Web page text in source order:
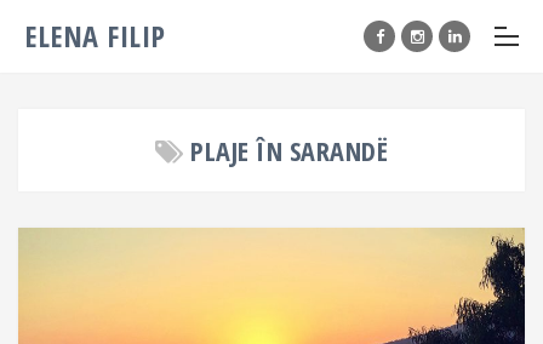
ELENA FILIP
PLAJE ÎN SARANDË